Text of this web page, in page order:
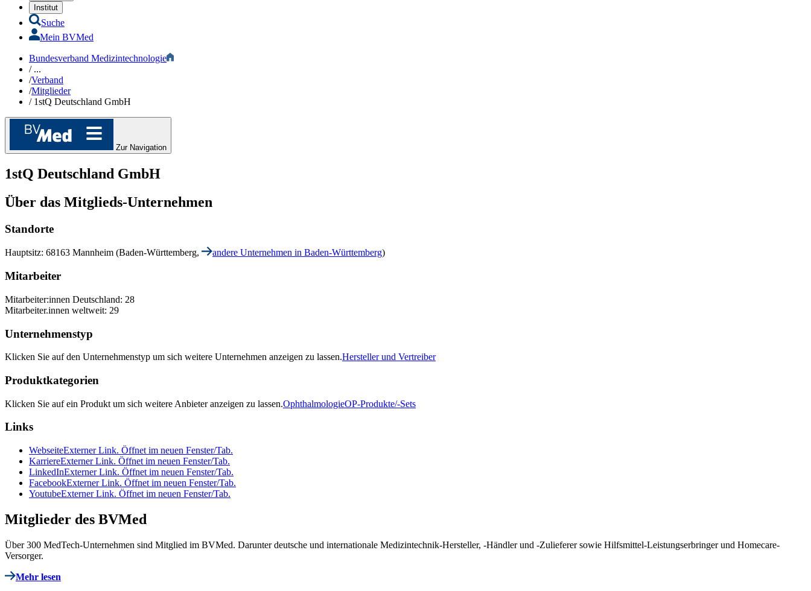
Institut
Suche
Mein BVMed
Bundesverband Medizintechnologie
/...
/Verband
/Mitglieder
/1stQ Deutschland GmbH
Zur Navigation
1stQ Deutschland GmbH
Über das Mitglieds-Unternehmen
Standorte
Hauptsitz: 68163 Mannheim (Baden-Württemberg, andere Unternehmen in Baden-Württemberg)
Mitarbeiter
Mitarbeiter:innen Deutschland: 28
Mitarbeiter.innen weltweit: 29
Unternehmenstyp
Klicken Sie auf den Unternehmenstyp um sich weitere Unternehmen anzeigen zu lassen.Hersteller und Vertreiber
Produktkategorien
Klicken Sie auf ein Produkt um sich weitere Anbieter anzeigen zu lassen.OphthalmologieOP-Produkte/-Sets
Links
WebseiteExterner Link. Öffnet im neuen Fenster/Tab.
KarriereExterner Link. Öffnet im neuen Fenster/Tab.
LinkedInExterner Link. Öffnet im neuen Fenster/Tab.
FacebookExterner Link. Öffnet im neuen Fenster/Tab.
YoutubeExterner Link. Öffnet im neuen Fenster/Tab.
Mitglieder des BVMed
Über 300 MedTech-Unternehmen sind Mitglied im BVMed. Darunter deutsche und internationale Medizintechnik-Hersteller, -Händler und -Zulieferer sowie Hilfsmittel-Leistungserbringer und Homecare-
Versorger.
Mehr lesen